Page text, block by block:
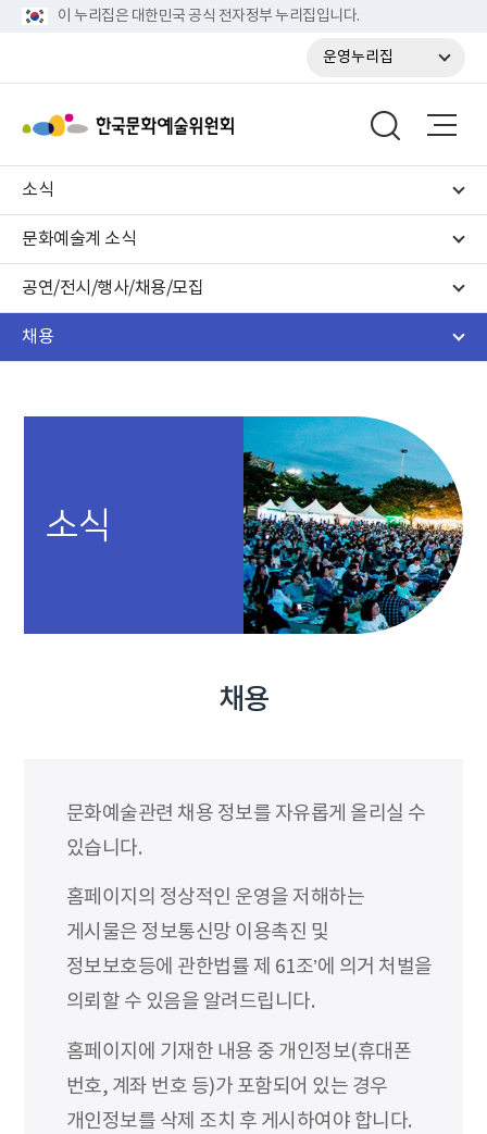
이 누리집은 대한민국 공식 전자정부 누리집입니다.
운영누리집
소식
문화예술계 소식
공연/전시/행사/채용/모집
채용
소식
채용
문화예술관련 채용 정보를 자유롭게 올리실 수
있습니다.
홈페이지의 정상적인 운영을 저해하는
게시물은 정보통신망 이용촉진 및
정보보호등에 관한법률 제 61조’에 의거 처벌을
의뢰할 수 있음을 알려드립니다.
홈페이지에 기재한 내용 중 개인정보(휴대폰
번호, 계좌 번호 등)가 포함되어 있는 경우
개인정보를 삭제 조치 후 게시하여야 합니다.